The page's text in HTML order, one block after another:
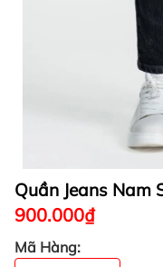
Quần Jeans Nam
900.000₫
Mã Hàng: